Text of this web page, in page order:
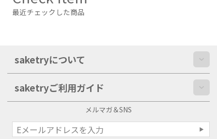
最近チェックした商品
saketryについて
saketryご利用ガイド
メルマガ＆SNS